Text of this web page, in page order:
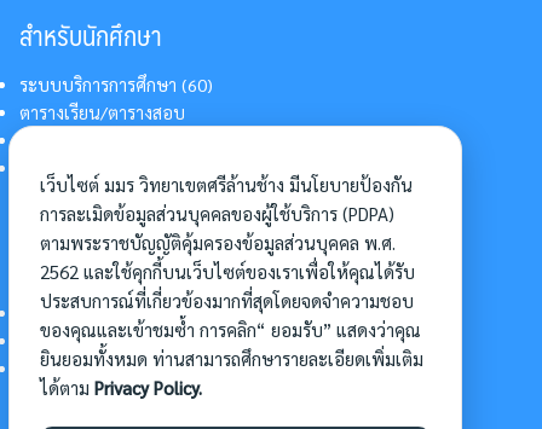
สำหรับนักศึกษา
ระบบบริการการศึกษา (60)
ตารางเรียน/ตารางสอบ
อื่นๆ
การเข้าศึกษาต่อ
ดาวน์โหลดแบบฟอร์ม
การบริหารจัดการโครงการ
เว็บไซต์ มมร วิทยาเขตศรีล้านช้าง มีนโยบายป้องกัน
การละเมิดข้อมูลส่วนบุคคลของผู้ใช้บริการ (PDPA)
ตามพระราชบัญญัติคุ้มครองข้อมูลส่วนบุคคล พ.ศ.
2562 และใช้คุกกี้บนเว็บไซต์ของเราเพื่อให้คุณได้รับ
ประสบการณ์ที่เกี่ยวข้องมากที่สุดโดยจดจำความชอบ
ของคุณและเข้าชมซ้ำ การคลิก“ ยอมรับ” แสดงว่าคุณ
ยินยอมทั้งหมด ท่านสามารถศึกษารายละเอียดเพิ่มเติม
ได้ตาม Privacy Policy.